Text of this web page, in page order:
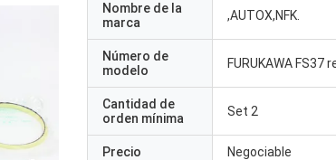
Nombre de la
marca
,AUTOX,NFK.
Número de
modelo
FURUKAWA FS37
Cantidad de
orden mínima
Set 2
Precio Negociable